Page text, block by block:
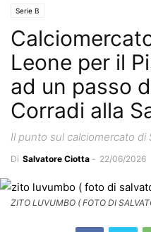
Serie B
Leone per il
ad un passo
Corradi alla
Il punto sul calciomercato di
Di Salvatore Ciotta - 22/06/2026
ZITO LUVUMBO ( FOTO DI